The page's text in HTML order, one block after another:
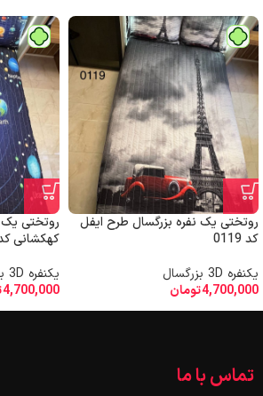
روتختی یک نفره بزرگسال طرح ایفل
کد 0119
یکنفره 3D بزرگسال
4,700,000تومان
روتختی یک
کهکشانی کد
یکنفره 3D بزرگسال
4,700,000
تماس با ما